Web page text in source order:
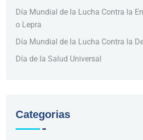
Día Mundial de la Lucha Contra la
o Lepra
Día Mundial de la Lucha Contra la
Día de la Salud Universal
Categorias